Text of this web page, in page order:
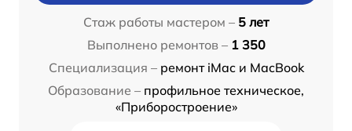
Стаж работы мастером – 5 лет
Выполнено ремонтов – 1 350
Специализация – ремонт iMac и MacBook
Образование – профильное техническое,
«Приборостроение»